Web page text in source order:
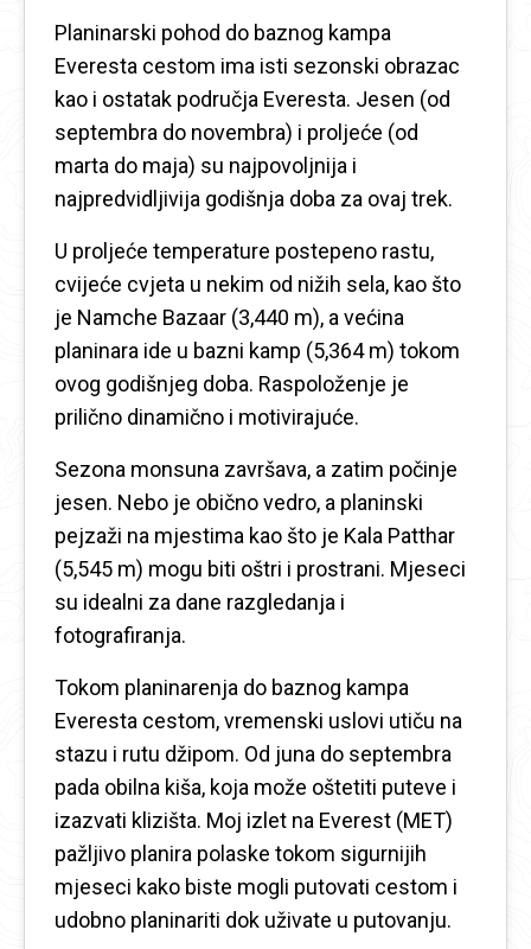
Planinarski pohod do baznog kampa
Everesta cestom ima isti sezonski obrazac
kao i ostatak područja Everesta. Jesen (od
septembra do novembra) i proljeće (od
marta do maja) su najpovoljnija i
najpredvidljivija godišnja doba za ovaj trek.
U proljeće temperature postepeno rastu,
cvijeće cvjeta u nekim od nižih sela, kao što
je Namche Bazaar (3,440 m), a većina
planinara ide u bazni kamp (5,364 m) tokom
ovog godišnjeg doba. Raspoloženje je
prilično dinamično i motivirajuće.
Sezona monsuna završava, a zatim počinje
jesen. Nebo je obično vedro, a planinski
pejzaži na mjestima kao što je Kala Patthar
(5,545 m) mogu biti oštri i prostrani. Mjeseci
su idealni za dane razgledanja i
fotografiranja.
Tokom planinarenja do baznog kampa
Everesta cestom, vremenski uslovi utiču na
stazu i rutu džipom. Od juna do septembra
pada obilna kiša, koja može oštetiti puteve i
izazvati klizišta. Moj izlet na Everest (MET)
pažljivo planira polaske tokom sigurnijih
mjeseci kako biste mogli putovati cestom i
udobno planinariti dok uživate u putovanju.